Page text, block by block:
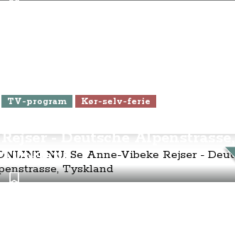
TV-program Kør-selv-ferie
Rejser - Deutsche Alpenstrasse,
Tyskland